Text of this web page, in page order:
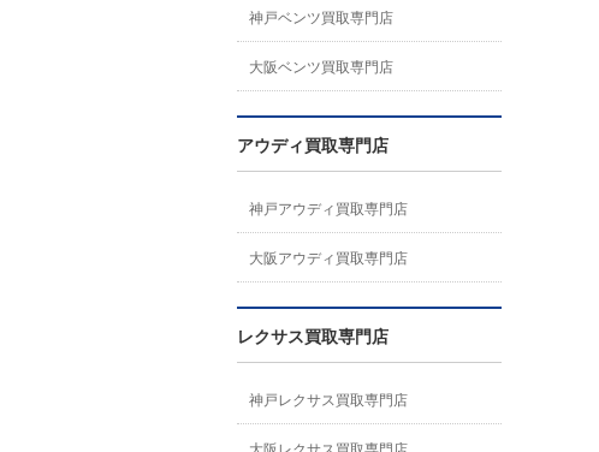
神戸ベンツ買取専門店
大阪ベンツ買取専門店
アウディ買取専門店
神戸アウディ買取専門店
大阪アウディ買取専門店
レクサス買取専門店
神戸レクサス買取専門店